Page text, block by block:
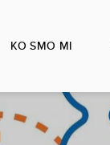
KO SMO MI